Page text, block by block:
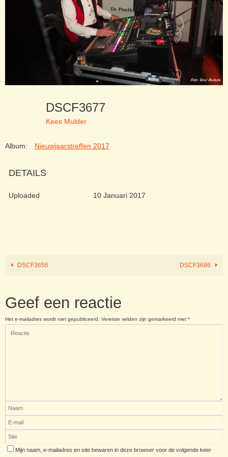
DSCF3677
Kees Mulder
Album: Nieuwjaarstreffen 2017
DETAILS
Uploaded 10 Januari 2017
DSCF3656 DSCF3686
Geef een reactie
Het e-mailadres wordt niet gepubliceerd. Vereiste velden zijn gemarkeerd met *
Mijn naam, e-mailadres en site bewaren in deze browser voor de volgende keer